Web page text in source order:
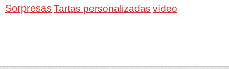
SorpresasTartas personalizadas vídeo